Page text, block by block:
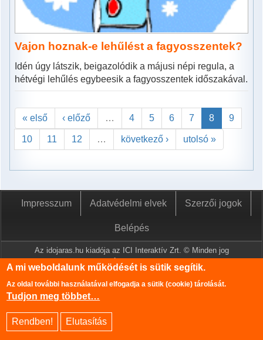
Vajon hoznak-e lehűlést a fagyosszentek?
Idén úgy látszik, beigazolódik a májusi népi regula, a
hétvégi lehűlés egybeesik a fagyosszentek időszakával.
« első ‹ előző … 4 5 6 7 8 9
10 11 12 … következő › utolsó »
Impresszum Adatvédelmi elvek Szerzői jogok
Belépés
Az idojaras.hu kiadója az ICI Interaktív Zrt. © Minden jog
fenntartva.
A www.idojaras.hu oldalon megjelenő tartalmakat a szerzői jogról
szóló 1999. évi LXXVI. törvény értelmében az ICI Interaktív Zrt
írásos engedélye nélkül tilos lemásolni és közzétenni.
Az oldalon található információk szerkesztéséhez az Országos
Meteorológiai Szolgálat adatbázisa is felhasználásra került.
A mi weboldalunk működését is sütik segítik.
Az oldal további használatával elfogadja a sütik (cookie) tárolását.
Tudjon meg többet…
Rendben! Elutasítás